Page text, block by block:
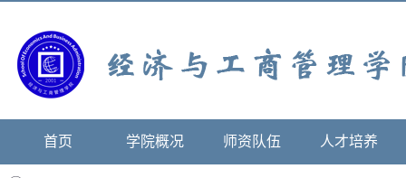
首页 学院概况 师资队伍 人才培养